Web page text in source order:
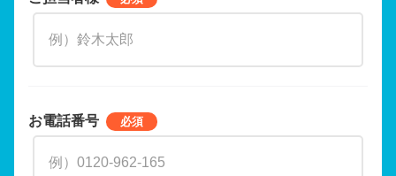
お電話番号